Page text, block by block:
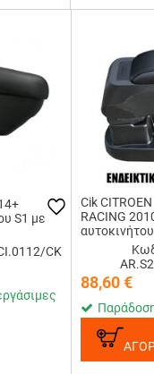
S1 με
CK
Cik
RACING
88,60€